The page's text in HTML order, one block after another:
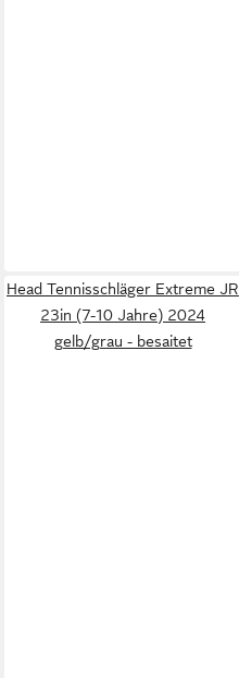
Head Tennisschläger Extreme JR
23in (7-10 Jahre) 2024
gelb/grau - besaitet